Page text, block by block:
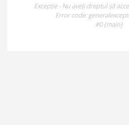
Excepție - Nu aveți dreptul să
Error code:
#0 {main}